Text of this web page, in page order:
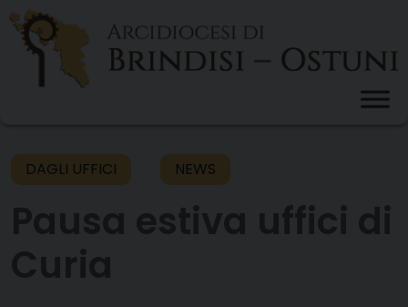
Skip
content
DAGLI UFFICI NEWS